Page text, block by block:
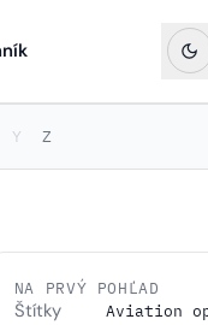
Y Z
NA PRVÝ POHĽAD
Štítky
Aviation